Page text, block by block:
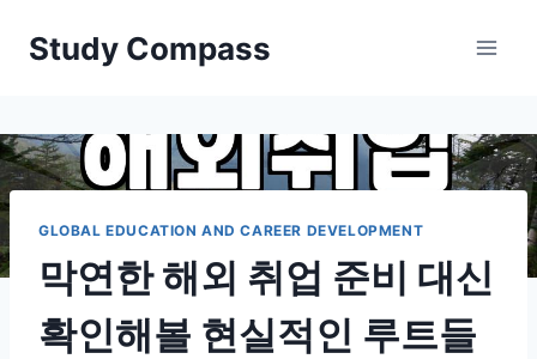
Study Compass
GLOBAL EDUCATION AND CAREER DEVELOPMENT
막연한 해외 취업 준비 대신
확인해볼 현실적인 루트들